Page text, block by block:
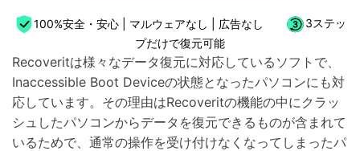
100%安全・安心 | マルウェアなし | 広告なし
3ステッ
プだけで復元可能
Recoveritは様々なデータ復元に対応しているソフトで、
Inaccessible Boot Deviceの状態となったパソコンにも対
応しています。その理由はRecoveritの機能の中にクラッ
シュしたパソコンからデータを復元できるものが含まれて
いるためで、通常の操作を受け付けなくなってしまったパ